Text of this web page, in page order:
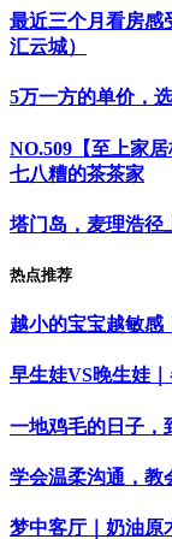
最近三个月看房感
汇云城）
5万一方的单价，
NO.509【至上家
七八糟的茶茶家
塔门岛，麦理浩径
热点推荐
越小的宝宝越敏感
早生娃VS晚生娃
一地鸡毛的日子，
学会温柔沟通，教
梦中客厅｜奶油原